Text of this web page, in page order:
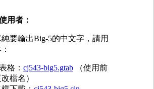
用者：
要輸出Big-5的中文字，請用
格： cj543-big5.gtab （使用前
檔名）